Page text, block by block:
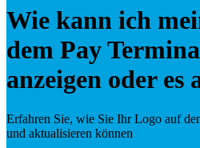
Wie kann ich
dem Pay
anzeigen oder es
Erfahren Sie, wie Sie Ihr Logo auf
und aktualisieren können